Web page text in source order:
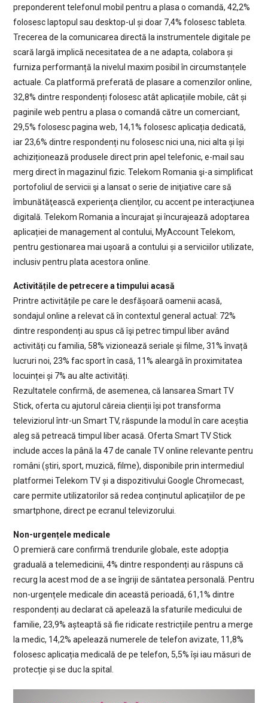
preponderent telefonul mobil pentru a plasa o comandă, 42,2%
folosesc laptopul sau desktop-ul și doar 7,4% folosesc tableta.
Trecerea de la comunicarea directă la instrumentele digitale pe
scară largă implică necesitatea de a ne adapta, colabora și
furniza performanță la nivelul maxim posibil în circumstanțele
actuale. Ca platformă preferată de plasare a comenzilor online,
32,8% dintre respondenți folosesc atât aplicațiile mobile, cât și
paginile web pentru a plasa o comandă către un comerciant,
29,5% folosesc pagina web, 14,1% folosesc aplicația dedicată,
iar 23,6% dintre respondenți nu folosesc nici una, nici alta și își
achiziționează produsele direct prin apel telefonic, e-mail sau
merg direct în magazinul fizic. Telekom Romania şi-a simplificat
portofoliul de servicii şi a lansat o serie de iniţiative care să
îmbunătăţească experienţa clienţilor, cu accent pe interacţiunea
digitală. Telekom Romania a încurajat și încurajează adoptarea
aplicației de management al contului, MyAccount Telekom,
pentru gestionarea mai ușoară a contului și a serviciilor utilizate,
inclusiv pentru plata acestora online.
Activitățile de petrecere a timpului acasă
Printre activitățile pe care le desfășoară oamenii acasă,
sondajul online a relevat că în contextul general actual: 72%
dintre respondenți au spus că îşi petrec timpul liber având
activități cu familia, 58% vizionează seriale și filme, 31% învață
lucruri noi, 23% fac sport în casă, 11% aleargă în proximitatea
locuinței și 7% au alte activități.
Rezultatele confirmă, de asemenea, că lansarea Smart TV
Stick, oferta cu ajutorul căreia clienții își pot transforma
televiziorul într-un Smart TV, răspunde la modul în care aceștia
aleg să petreacă timpul liber acasă. Oferta Smart TV Stick
include acces la până la 47 de canale TV online relevante pentru
români (știri, sport, muzică, filme), disponibile prin intermediul
platformei Telekom TV și a dispozitivului Google Chromecast,
care permite utilizatorilor să redea conținutul aplicațiilor de pe
smartphone, direct pe ecranul televizorului.
Non-urgențele medicale
O premieră care confirmă trendurile globale, este adopția
graduală a telemedicinii, 4% dintre respondenți au răspuns că
recurg la acest mod de a se îngriji de săntatea personală. Pentru
non-urgențele medicale din această perioadă, 61,1% dintre
respondenți au declarat că apelează la sfaturile medicului de
familie, 23,9% așteaptă să fie ridicate restricțiile pentru a merge
la medic, 14,2% apelează numerele de telefon avizate, 11,8%
folosesc aplicația medicală de pe telefon, 5,5% își iau măsuri de
protecție și se duc la spital.